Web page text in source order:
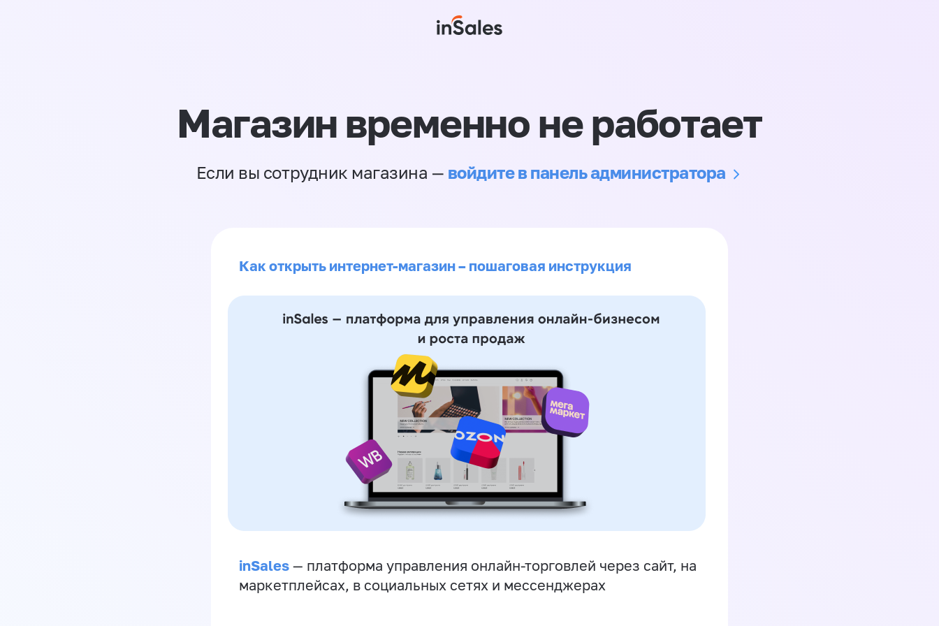
Магазин временно не работает
Если вы сотрудник магазина — войдите в панель администратора
Как открыть интернет-магазин – пошаговая инструкция
inSales — платформа управления онлайн-торговлей через сайт, на
маркетплейсах, в социальных сетях и мессенджерах